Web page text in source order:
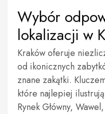
Wybór
lokalizacji w
Kraków oferuje
od ikonicznych
znane zakątki.
które najlepiej
Rynek Główny,